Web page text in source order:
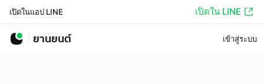
เปิดในแอป LINE เปิดใน LINE
ยานยนต์ เข้าสู่ระบบ